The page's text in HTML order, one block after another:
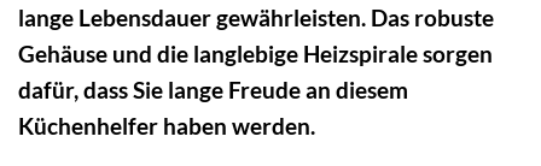
lange Lebensdauer gewährleisten. Das robuste
Gehäuse und die langlebige Heizspirale sorgen
dafür, dass Sie lange Freude an diesem
Küchenhelfer haben werden.